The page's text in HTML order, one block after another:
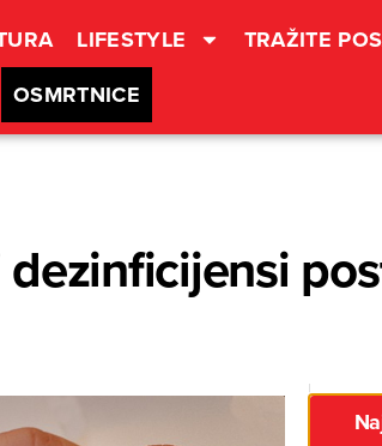
LIFESTYLE TRAŽITE
OSMRTNICE